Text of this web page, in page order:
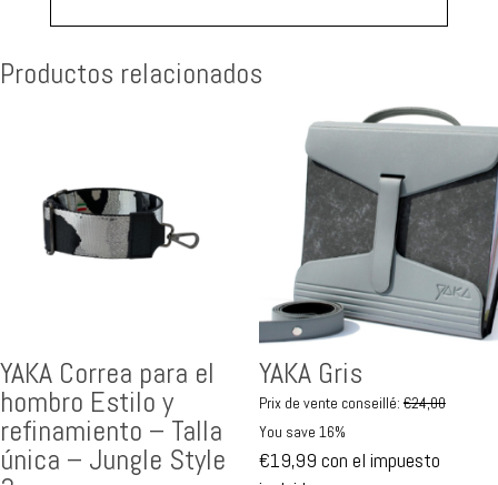
Productos relacionados
YAKA Correa para el
hombro Estilo y
refinamiento – Talla
única – Jungle Style
YAKA Gris
Prix de vente conseillé: €24,00
You save 16%
€19,99 con el impuesto